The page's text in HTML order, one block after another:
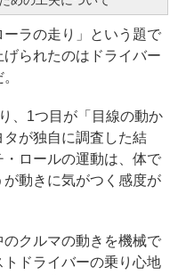
ラの走り」という題で
られたのはドライバー
、1つ目が「目線の動か
が独自に調査した結
ロールの運動は、体で
動きに気がつく感度が
クルマの動きを機械で
ドライバーの乗り心地